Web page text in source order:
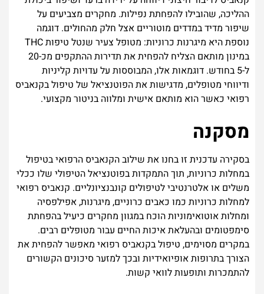
ההליכה, שהובילו להפחתת נפילות. מחקרים מצביעים על
שיפור מדיד במדדים מוטוריים אצל חלק מהחולים. דוגמה
נוספת היא מיגרנות כרוניות: מטופל צעיר שנטל טיפות THC
במינון מותאם הצליח להפחית את תדירות ההתקפים מכ-20
ל-5 בחודש. דוגמאות אלו, המבוססות על עדויות קליניות
ודיווחי מטופלים, מדגישות את הפוטנציאל של טיפול בקנאביס
רפואי כאשר הוא מותאם אישית ומלווה בניטור מקצועי.
מסקנה
בסקירה עדכנית זו בחנו את שילוב הקנאביס הרפואי בטיפול
במחלות כרוניות, תוך התמקדות בפוטנציאל הטיפולי שלו ככלי
משלים או אלטרנטיבי לטיפולים קונבנציונליים. קנאביס רפואי
למחלות כרוניות כמו כאבים כרוניים, מיגרנות, אפילפסיה
ומחלות אוטואימוניות הוכח במגוון מחקרים כיעיל בהפחתת
סימפטומים ובהעלאת איכות החיים עבור מטופלים רבים.
במקרים מסוימים, טיפול בקנאביס רפואי מאפשר להפחית את
הצורך בתרופות אופיואידיות ובכך למזער סיכונים הקשורים
להתמכרות ותופעות לוואי קשות.